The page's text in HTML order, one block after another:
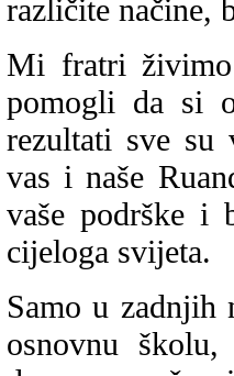
različite načine,
Mi fratri
pomogli da si
rezultati sve
vas i naše
vaše podrške i
cijeloga svijeta.
Samo u zadnjih
osnovnu